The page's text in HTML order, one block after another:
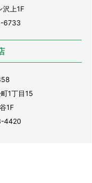
沢上1F
6733
1丁目15
1F
4420